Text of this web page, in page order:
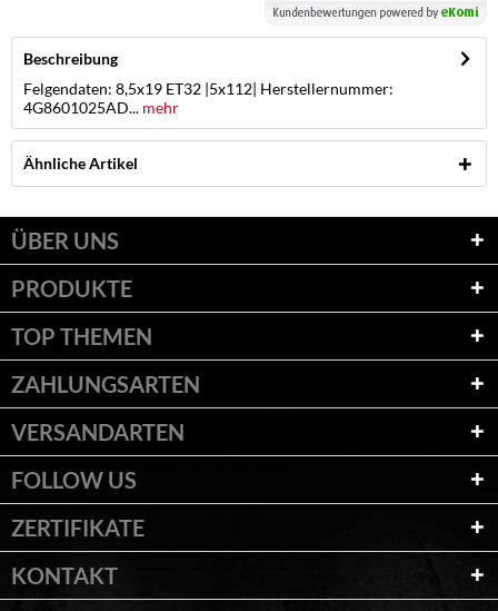
Beschreibung
Felgendaten: 8,5x19 ET32 |5x112| Herstellernummer:
4G8601025AD... mehr
Ähnliche Artikel
ÜBER UNS
PRODUKTE
TOP THEMEN
ZAHLUNGSARTEN
VERSANDARTEN
FOLLOW US
ZERTIFIKATE
KONTAKT